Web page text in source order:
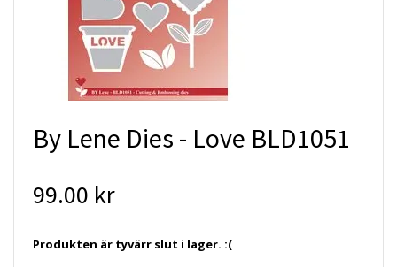
By Lene Dies - Love BLD1051
99.00 kr
Produkten är tyvärr slut i lager. :(